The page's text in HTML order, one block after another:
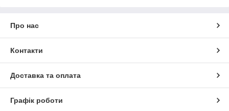
Про нас
Контакти
Доставка та оплата
Графік роботи